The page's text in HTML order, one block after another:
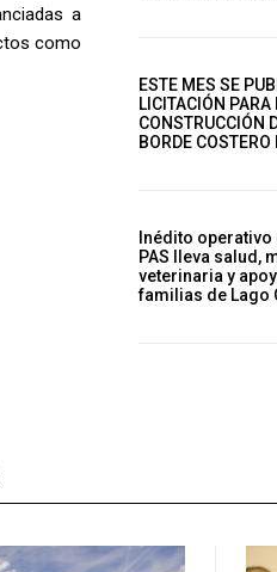
a
como
ESTE MES SE
LICITACIÓN PARA
CONSTRUCCIÓN
BORDE COSTERO
Inédito
PAS lleva salud,
veterinaria y
familias de Lago